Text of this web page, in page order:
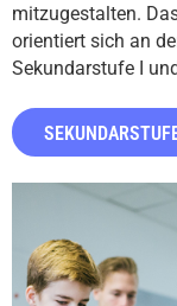
mitzugestalten.
orientiert sich an
Sekundarstufe I